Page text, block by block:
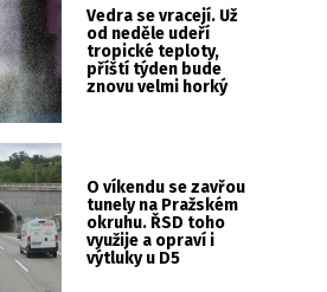
Vedra se vracejí. Už
od neděle udeří
tropické teploty,
příští týden bude
znovu velmi horký
O víkendu se zavřou
tunely na Pražském
okruhu. ŘSD toho
využije a opraví i
výtluky u D5